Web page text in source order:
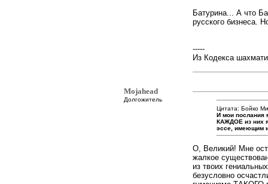
Батурина... А что
русского бизнеса.
-----
Из Кодекса
Mojahead
Долгожитель
Цитата: Бойко
И мои послания
КАЖДОЕ из них
эссе, имеющим и
О, Великий! Мне
жалкое
из твоих
безусловно